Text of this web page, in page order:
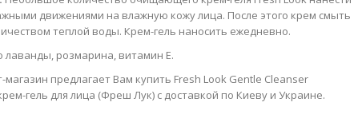
движениями на влажную кожу лица. После этого крем смыть
теплой воды. Крем-гель наносить ежедневно.
лаванды, розмарина, витамин Е.
предлагает Вам купить Fresh Look Gentle Cleanser
гель для лица (Фреш Лук) с доставкой по Киеву и Украине.